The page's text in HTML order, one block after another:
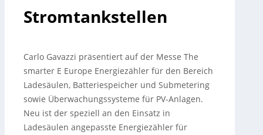
Stromtankstellen
Carlo Gavazzi präsentiert auf der Messe The
smarter E Europe Energiezähler für den Bereich
Ladesäulen, Batteriespeicher und Submetering
sowie Überwachungssysteme für PV-Anlagen.
Neu ist der speziell an den Einsatz in
Ladesäulen angepasste Energiezähler für